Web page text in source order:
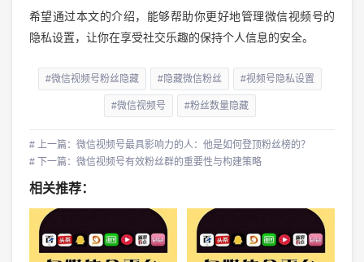
希望通过本文的介绍，能够帮助你更好地管理微信视频号的
隐私设置，让你在享受社交乐趣的保持个人信息的安全。
#微信视频号粉丝隐藏 #隐藏微信粉丝 #视频号隐私设置
#微信视频号 #粉丝数量隐藏
# 上一篇：微信视频号最具影响力的人：他是如何登顶粉丝榜的？
# 下一篇：微信视频号有效粉丝群的重要性与构建策略
相关推荐：